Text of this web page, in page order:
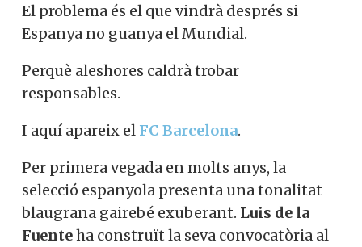
El problema és el que vindrà després si
Espanya no guanya el Mundial.
Perquè aleshores caldrà trobar
responsables.
I aquí apareix el FC Barcelona.
Per primera vegada en molts anys, la
selecció espanyola presenta una tonalitat
blaugrana gairebé exuberant. Luis de la
Fuenteha construït la seva convocatòria al